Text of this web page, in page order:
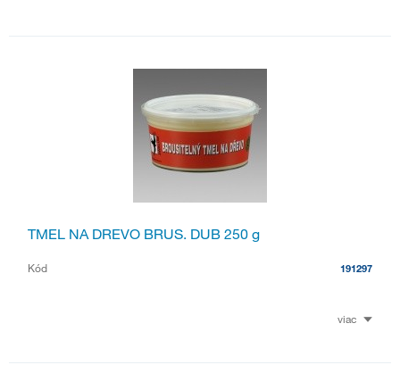
TMEL NA DREVO BRUS. DUB 250 g
Kód 191297
viac